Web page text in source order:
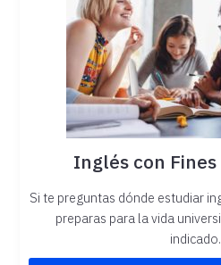
Inglés con
Si te preguntas dónde estudiar
preparas para la vida